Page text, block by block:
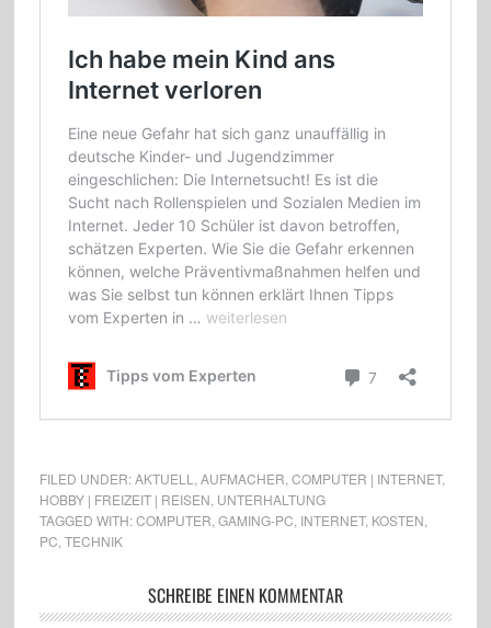
FILED UNDER:AKTUELL AUFMACHER COMPUTER | INTERNET,
HOBBY | FREIZEIT | REISEN UNTERHALTUNG
TAGGED WITH:COMPUTER GAMING-PC INTERNET, KOSTEN
PC TECHNIK
SCHREIBE EINEN KOMMENTAR